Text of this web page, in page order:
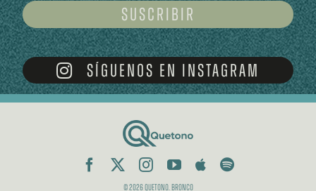
PRENSA
Suscribir
SÍGUENOS EN INSTAGRAM
© 2026 Quetono. Bronco